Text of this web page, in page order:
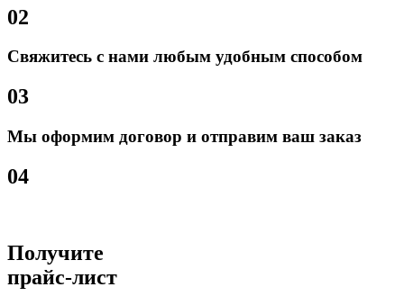
02
Свяжитесь с нами любым удобным способом
03
Мы оформим договор и отправим ваш заказ
04
Получите
прайс-лист